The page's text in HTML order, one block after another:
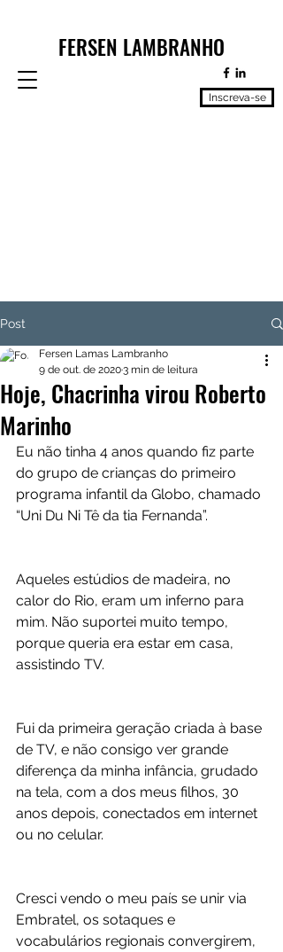
FERSEN LAMBRANHO
Inscreva-se
Post
Hoje, Chacrinha virou Roberto
Marinho
Fersen Lamas Lambranho
9 de out. de 20203 min de leitura
Eu não tinha 4 anos quando fiz parte
do grupo de crianças do primeiro
programa infantil da Globo, chamado
“Uni Du Ni Tê da tia Fernanda”.
Aqueles estúdios de madeira, no
calor do Rio, eram um inferno para
mim. Não suportei muito tempo,
porque queria era estar em casa,
assistindo TV.
Fui da primeira geração criada à base
de TV, e não consigo ver grande
diferença da minha infância, grudado
na tela, com a dos meus filhos, 30
anos depois, conectados em internet
ou no celular.
Cresci vendo o meu país se unir via
Embratel, os sotaques e
vocabulários regionais convergirem,